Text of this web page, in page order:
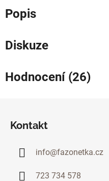
Popis
Diskuze
Hodnocení (26)
Kontakt
info@fazonetka.cz
723 734 578